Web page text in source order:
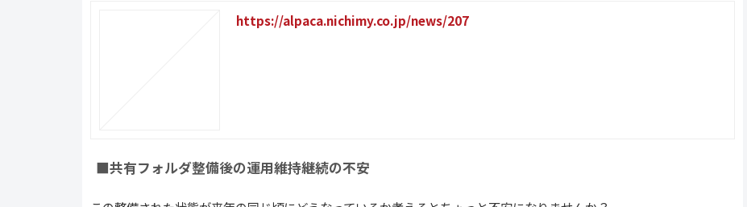
https://alpaca.nichimy.co.jp/news/207
■共有フォルダ整備後の運用維持継続の不安